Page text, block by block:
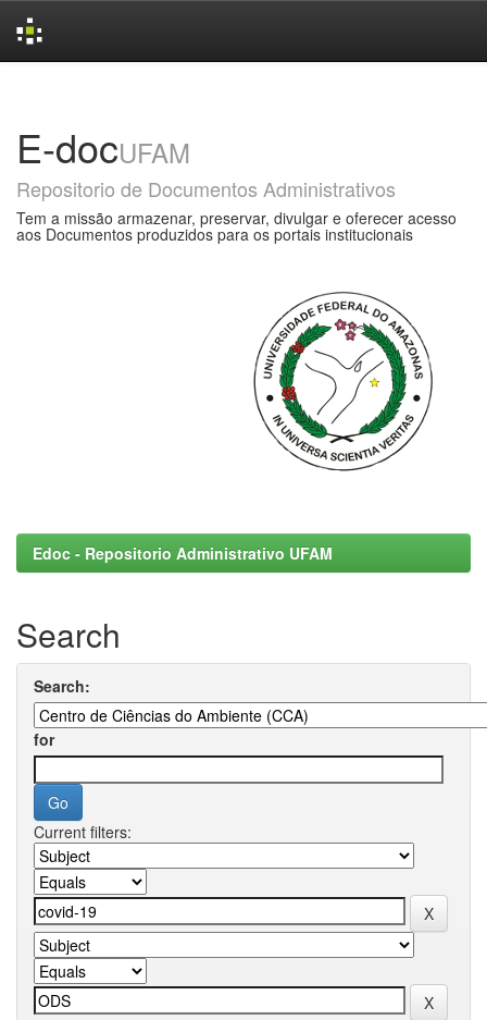
E-docUFAM
Repositorio de Documentos Administrativos
Tem a missão armazenar, preservar, divulgar e oferecer acesso
aos Documentos produzidos para os portais institucionais
Edoc - Repositorio Administrativo UFAM
Search
Search:
for
Current filters: